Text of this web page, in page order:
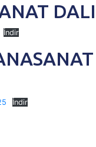
DALI
İndir
İndir